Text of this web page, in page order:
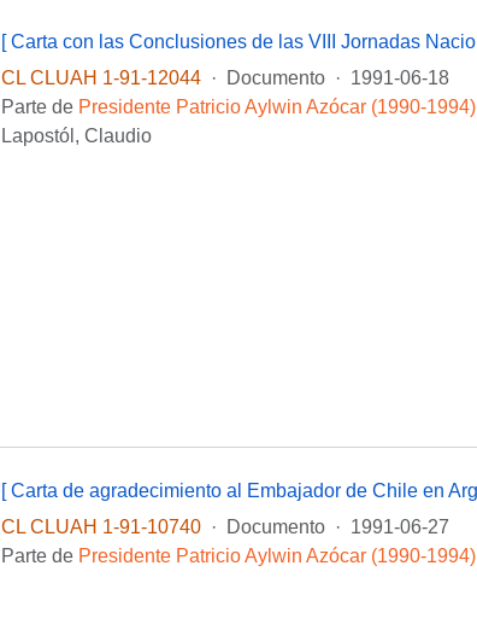
CL CLUAH 1-91-12044
· Documento · 1991-06-18
Parte de Presidente Patricio Aylwin Azócar (1990-1994)
Lapostól, Claudio
CL CLUAH 1-91-10740
· Documento · 1991-06-27
Parte de Presidente Patricio Aylwin Azócar (1990-1994)